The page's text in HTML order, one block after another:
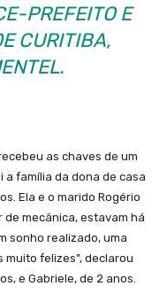
PREFEITO E
CURITIBA,
as chaves de um
família da dona de casa
Ela e o marido Rogério
de mecânica, estavam há
sonho realizado, uma
felizes”, declarou
e Gabriele, de 2 anos.